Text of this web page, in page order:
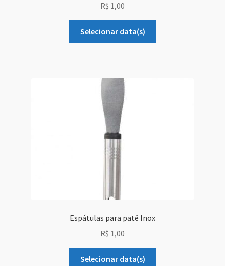
R$ 1,00
Selecionar data(s)
Espátulas para patê Inox
R$ 1,00
Selecionar data(s)